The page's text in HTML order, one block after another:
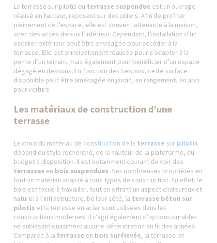
La terrasse sur pilotis ou terrasse suspendue est un ouvrage
réalisé en hauteur, reposant sur des piliers. Afin de profiter
pleinement de l’espace, elle est souvent attenante à la maison,
avec des accès depuis l’intérieur. Cependant, l’installation d’un
escalier extérieur peut être envisagée pour accéder à la
terrasse. Elle est principalement réalisée pour s’adapter à la
pente d’un terrain, mais également pour bénéficier d’un espace
dégagé en dessous. En fonction des besoins, cette surface
disponible peut être aménagée en jardin, en rangement, en abri
pour voiture.
Les matériaux de construction d’une
terrasse
Le choix du matériau de construction de la terrasse sur pilotis
dépend du style recherché, de la hauteur de la plateforme, du
budget à disposition. Il est notamment courant de voir des
terrasses en bois suspendues. Ses nombreuses propriétés en
font un matériau adapté à tous types de construction. En effet, le
bois est facile à travailler, tout en offrant un aspect chaleureux et
naturel à l’infrastructure. De leur côté, la terrasse béton sur
pilotis et la terrasse en acier sont utilisées dans les
constructions modernes. Il s’agit également d’options durables
ne subissant quasiment aucune détérioration au fil des années.
Comparée à la terrasse en bois surélevée, la terrasse en